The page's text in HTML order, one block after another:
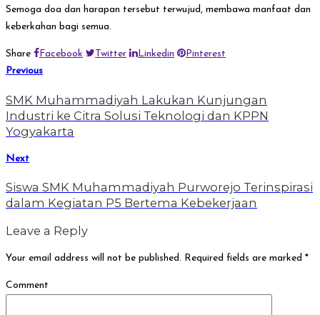
Semoga doa dan harapan tersebut terwujud, membawa manfaat dan
keberkahan bagi semua.
Share Facebook Twitter Linkedin
Pinterest
Previous
SMK Muhammadiyah Lakukan Kunjungan
Industri ke Citra Solusi Teknologi dan KPPN
Yogyakarta
Next
Siswa SMK Muhammadiyah Purworejo Terinspirasi
dalam Kegiatan P5 Bertema Kebekerjaan
Leave a Reply
Your email address will not be published. Required fields are marked *
Comment